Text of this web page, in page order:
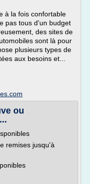
à la fois confortable
pas tous d'un budget
des sites de
sont là pour
plusieurs types de
aux besoins et...
ou
remises jusqu'à